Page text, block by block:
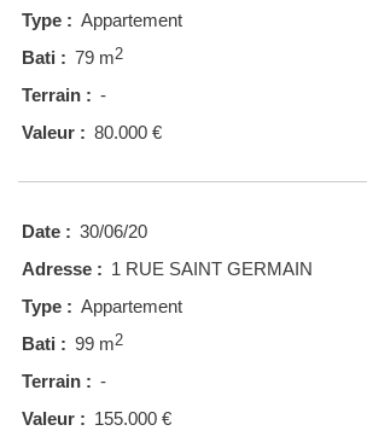
Type : Appartement
Bati : 79 m2
Terrain : -
Valeur : 80.000 €
Date : 30/06/20
Adresse : 1 RUE SAINT GERMAIN
Type : Appartement
Bati : 99 m2
Terrain : -
Valeur : 155.000 €